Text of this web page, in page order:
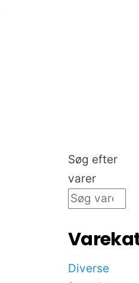
Søg efter
varer
Diverse